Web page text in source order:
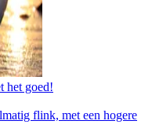
het goed!
flink, met een hogere